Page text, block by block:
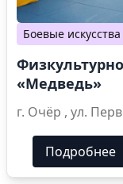
Боевые искусства
«Медведь»
г. Очёр ,
Подробнее